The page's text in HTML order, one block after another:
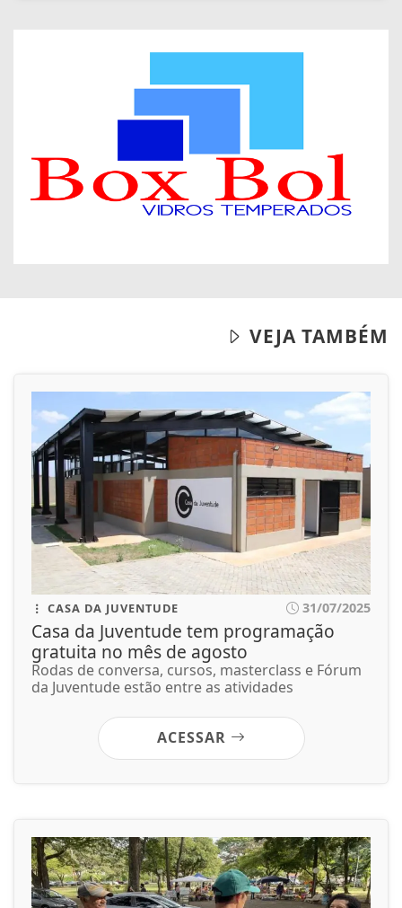
VEJA TAMBÉM
CASA DA JUVENTUDE 31/07/2025
Casa da Juventude tem programação
gratuita no mês de agosto
Rodas de conversa, cursos, masterclass e Fórum
da Juventude estão entre as atividades
ACESSAR